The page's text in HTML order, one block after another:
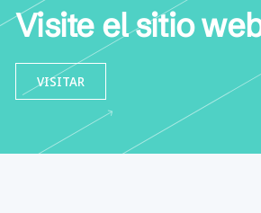
Visite el sitio
VISITAR